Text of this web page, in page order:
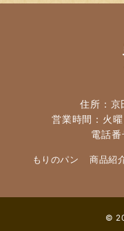
住所：
営業時間：火
電話
もりのパン 商品紹
©